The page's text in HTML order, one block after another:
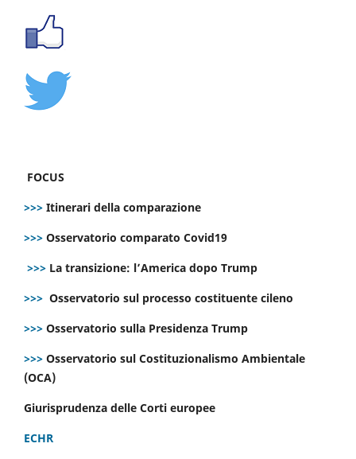
FOCUS
>>> Itinerari della comparazione
>>> Osservatorio comparato Covid19
>>> La transizione: l’America dopo Trump
>>> Osservatorio sul processo costituente cileno
>>> Osservatorio sulla Presidenza Trump
>>> Osservatorio sul Costituzionalismo Ambientale
(OCA)
Giurisprudenza delle Corti europee
ECHR